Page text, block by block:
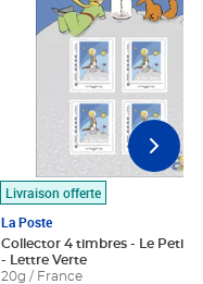
Livraison offerte
La Poste
Collector 4 timbres - Le Petit
- Lettre Verte
20g / France